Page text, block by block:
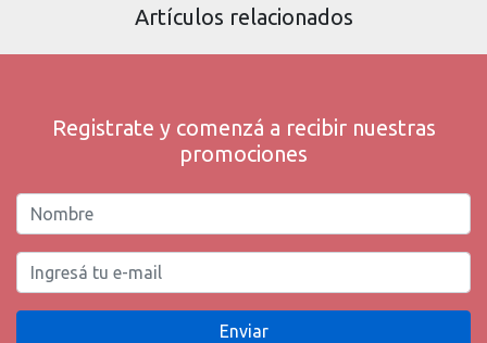
Artículos relacionados
Registrate y comenzá a recibir nuestras
promociones
Enviar